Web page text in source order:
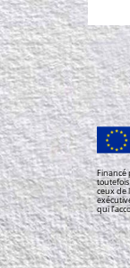
Financé
ceux de
qui